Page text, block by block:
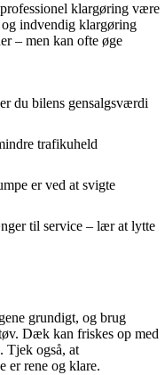
klargøring være
indvendig klargøring
– men kan ofte øge
du bilens gensalgsværdi
trafikuheld
er ved at svigte
til service – lær at lytte
grundigt, og brug
Dæk kan friskes op med
Tjek også, at
er rene og klare.